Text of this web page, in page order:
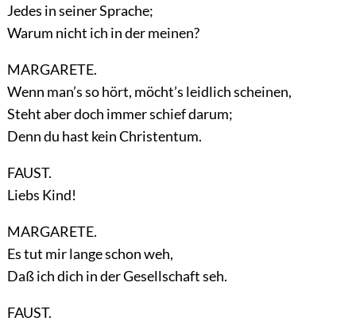
Jedes in seiner Sprache;
Warum nicht ich in der meinen?
MARGARETE.
Wenn man’s so hört, möcht’s leidlich scheinen,
Steht aber doch immer schief darum;
Denn du hast kein Christentum.
FAUST.
Liebs Kind!
MARGARETE.
Es tut mir lange schon weh,
Daß ich dich in der Gesellschaft seh.
FAUST.